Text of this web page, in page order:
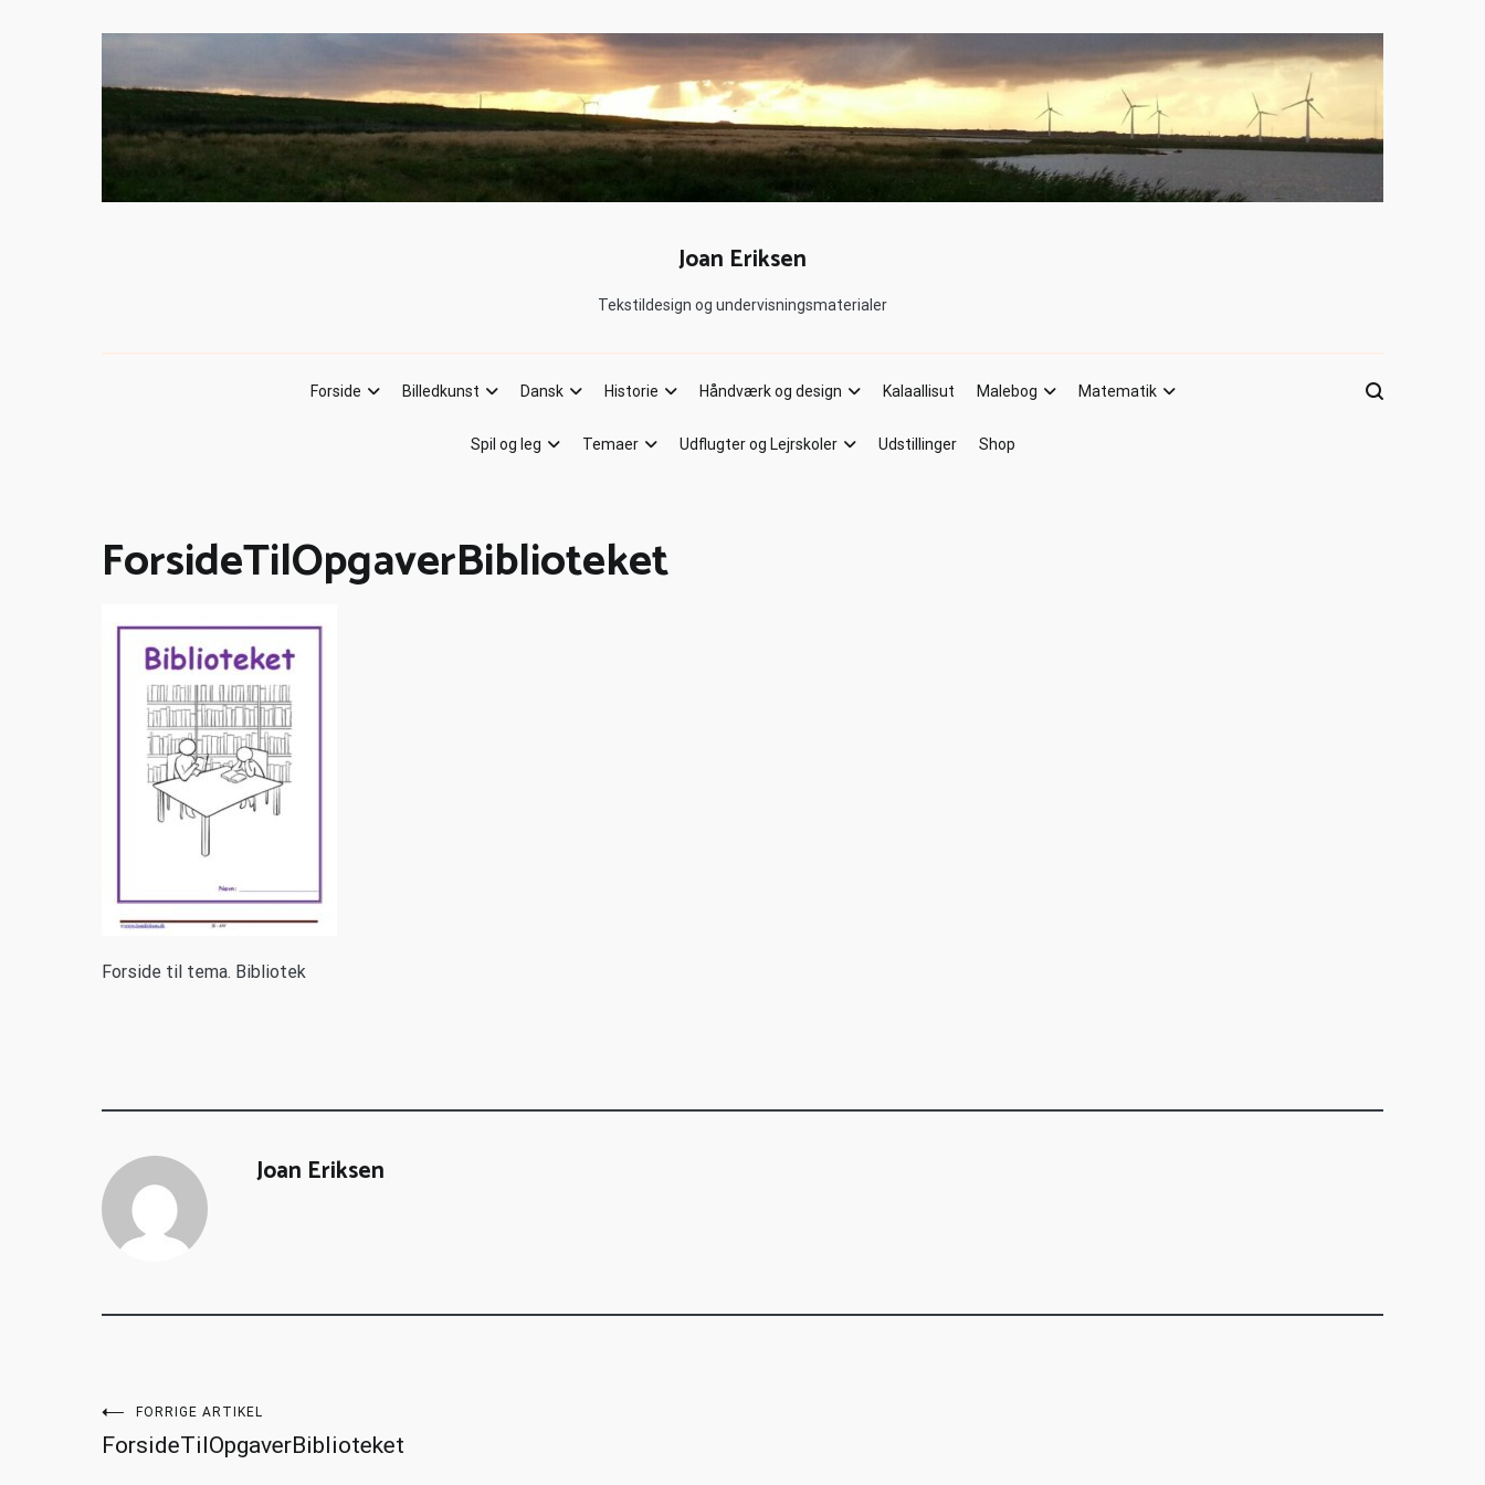
Joan Eriksen
Tekstildesign og undervisningsmaterialer
Forside Billedkunst Dansk Historie Håndværk og design Kalaallisut Malebog Matematik
Spil og leg Temaer Udflugter og Lejrskoler Udstillinger Shop
ForsideTilOpgaverBiblioteket
Forside til tema. Bibliotek
Joan Eriksen
FORRIGE ARTIKEL
ForsideTilOpgaverBiblioteket